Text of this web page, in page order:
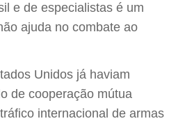
e de especialistas é um
ajuda no combate ao
Unidos já haviam
de cooperação mútua
internacional de armas